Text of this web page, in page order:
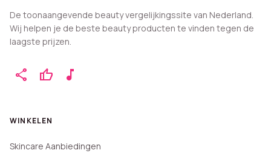
De toonaangevende beauty vergelijkingssite van Nederland.
Wij helpen je de beste beauty producten te vinden tegen de
laagste prijzen.
share thumb_up music_note
WINKELEN
Skincare Aanbiedingen